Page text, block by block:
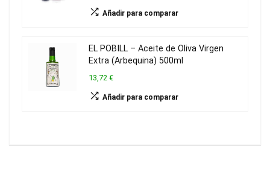
Añadir para comparar
EL ‎POBILL – Aceite de Oliva Virgen
Extra (Arbequina) 500ml
13,72 €
Añadir para comparar